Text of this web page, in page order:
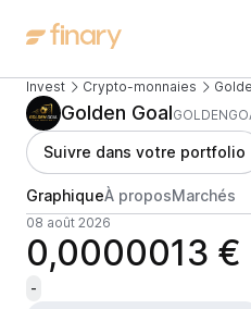
Invest Crypto-monnaies
Golden Goal
Suivre dans votre portfolio
GraphiqueÀ proposMarchés
08 août 2026
0,0000013 €
-